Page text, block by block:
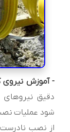
- آموزش نیروی
دقیق نیروهای
شود عملیات
از نصب